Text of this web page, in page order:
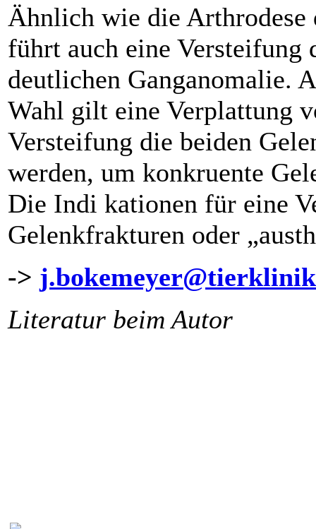
Ähnlich wie die Arthrodese
führt auch eine Versteifung
deutlichen Ganganomalie.
Wahl gilt eine Verplattung
Versteifung die beiden
werden, um konkruente
Die Indi kationen für eine
Gelenkfrakturen oder
->
Literatur beim Autor